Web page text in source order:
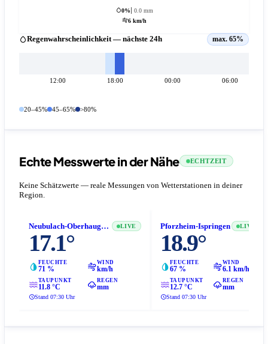
0%
0.0 mm
6 km/h
Regenwahrscheinlichkeit — nächste 24h max. 65%
12:00 18:00 00:00 06:00
20–45% 45–65% >80%
Echte Messwerte in der Nähe ECHTZEIT
Keine Schätzwerte — reale Messungen von Wetterstationen in deiner
Region.
Neubulach-Oberhaugstett LIVE
17.1°
FEUCHTE
71 %
WIND
km/h
TAUPUNKT
11.8 °C
REGEN
mm
Stand 07:30 Uhr
Pforzheim-Ispringen LIVE
18.9°
FEUCHTE
67 %
WIND
6.1 km/h
TAUPUNKT
12.7 °C
REGEN
mm
Stand 07:30 Uhr